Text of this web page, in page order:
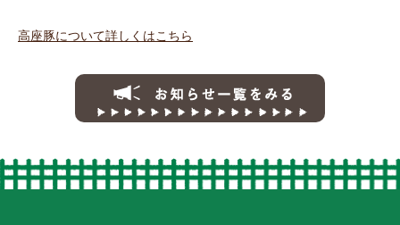
高座豚について詳しくはこちら